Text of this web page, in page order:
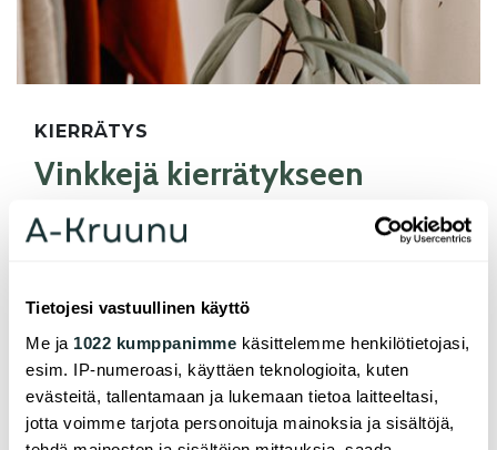
Tietojesi vastuullinen käyttö
Me ja 1022 kumppanimme käsittelemme henkilötietojasi,
esim. IP-numeroasi, käyttäen teknologioita, kuten
evästeitä, tallentamaan ja lukemaan tietoa laitteeltasi,
jotta voimme tarjota personoituja mainoksia ja sisältöjä,
KIERRÄTYS
Vinkkejä kierrätykseen
uudelleenkäyttöön ja vähentää jätekuormaa.
Täältä löydät myös vinkkejä Digilaitteiden
käytöstä.